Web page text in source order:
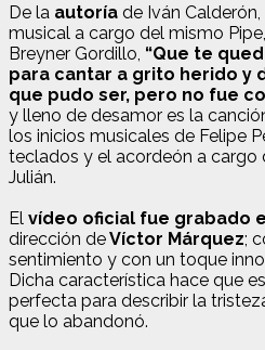
De la autoría de Iván
musical a cargo del mismo
Breyner Gordillo, “Que te
para cantar a grito herido y
que pudo ser, pero no fue
y lleno de desamor es la
los inicios musicales de Felipe
teclados y el acordeón a cargo
Julián.
El vídeo oficial fue grabado
dirección deVíctor Márquez;
sentimiento y con un toque
Dicha característica hace que
perfecta para describir la
que lo abandonó.